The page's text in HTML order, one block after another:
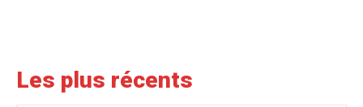
Les plus récents